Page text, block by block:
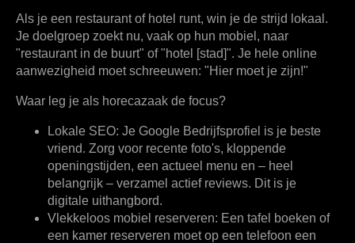
Als je een restaurant of hotel runt, win je de strijd lokaal.
Je doelgroep zoekt nu, vaak op hun mobiel, naar
"restaurant in de buurt" of "hotel [stad]". Je hele online
aanwezigheid moet schreeuwen: "Hier moet je zijn!"
Waar leg je als horecazaak de focus?
Lokale SEO: Je Google Bedrijfsprofiel is je beste
vriend. Zorg voor recente foto's, kloppende
openingstijden, een actueel menu en – heel
belangrijk – verzamel actief reviews. Dit is je
digitale uithangbord.
Vlekkeloos mobiel reserveren: Een tafel boeken of
een kamer reserveren moet op een telefoon een